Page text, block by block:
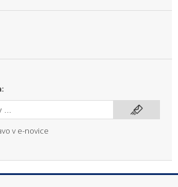
v e-novice
| T: (01) 256 62 46